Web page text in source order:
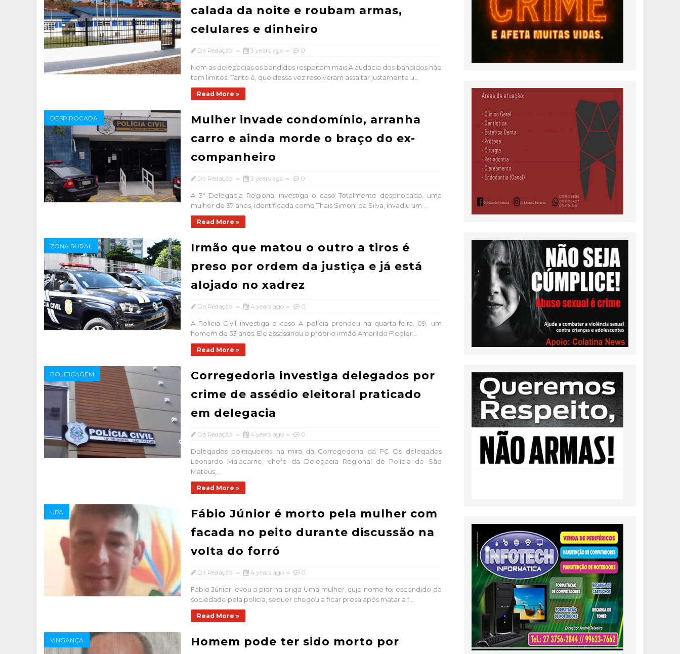
calada da noite e roubam armas,
celulares e dinheiro
Da Redação 3 years ago 0
Nem as delegacias os bandidos respeitam mais A audácia dos bandidos não
tem limites. Tanto é, que dessa vez resolveram assaltar justamente u...
Read More »
DESPIROCADA
Mulher invade condomínio, arranha
carro e ainda morde o braço do ex-
companheiro
Da Redação 3 years ago 0
A 3ª Delegacia Regional investiga o caso Totalmente despirocada, uma
mulher de 37 anos, identificada como Thais Simoni da Silva, invadiu um ...
Read More »
ZONA RURAL
Irmão que matou o outro a tiros é
preso por ordem da justiça e já está
alojado no xadrez
Da Redação 4 years ago 0
A Polícia Civil investiga o caso A polícia prendeu na quarta-feira, 09, um
homem de 53 anos. Ele assassinou o próprio irmão Amarildo Flegler...
Read More »
POLITICAGEM
Corregedoria investiga delegados por
crime de assédio eleitoral praticado
em delegacia
Da Redação 4 years ago 0
Delegados politiqueiros na mira da Corregedoria da PC Os delegados
Leonardo Malacarne, chefe da Delegacia Regional de Polícia de São
Mateus,...
Read More »
UPA
Fábio Júnior é morto pela mulher com
facada no peito durante discussão na
volta do forró
Da Redação 4 years ago 0
Fábio Júnior levou a pior na briga Uma mulher, cujo nome foi escondido da
sociedade pela polícia, sequer chegou a ficar presa após matar a f...
Read More »
VINGANÇA
Homem pode ter sido morto por